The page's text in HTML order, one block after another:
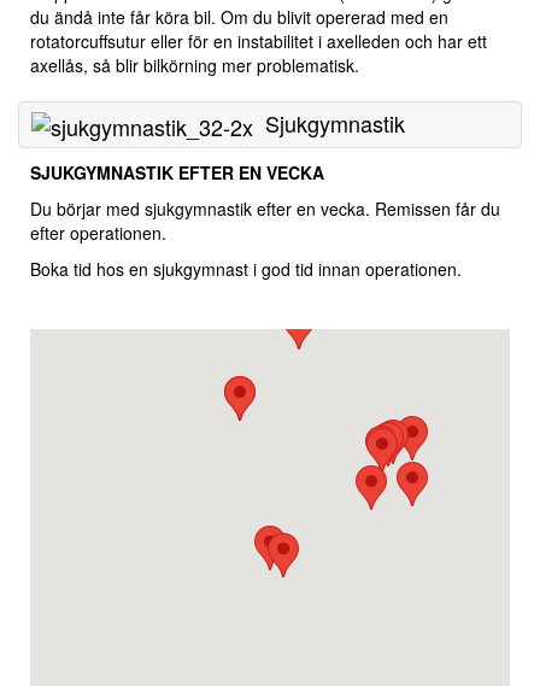
du ändå inte får köra bil. Om du blivit opererad med en
rotatorcuffsutur eller för en instabilitet i axelleden och har ett
axellås, så blir bilkörning mer problematisk.
Sjukgymnastik
SJUKGYMNASTIK EFTER EN VECKA
Du börjar med sjukgymnastik efter en vecka. Remissen får du
efter operationen.
Boka tid hos en sjukgymnast i god tid innan operationen.